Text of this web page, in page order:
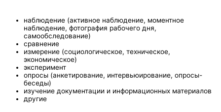
наблюдение (активное наблюдение, моментное
наблюдение, фотография рабочего дня,
самообследование)
сравнение
измерение (социологическое, техническое,
экономическое)
эксперимент
опросы (анкетирование, интервьюирование, опросы-
беседы)
изучение документации и информационных материалов
другие